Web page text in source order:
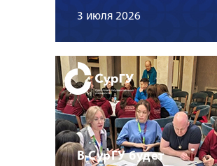
3 июля 2026
В СурГУ будет